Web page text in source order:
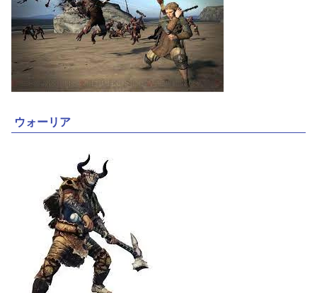
ウォーリア